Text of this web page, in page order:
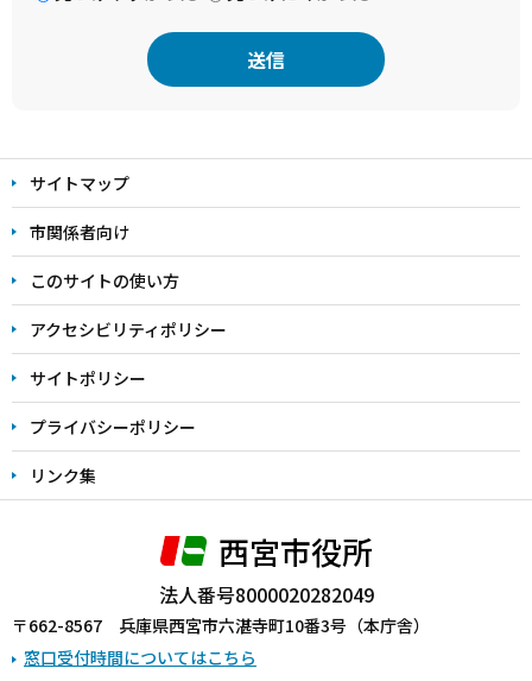
文
こ
こ
ま
で
サイトマップ
市関係者向け
このサイトの使い方
アクセシビリティポリシー
サイトポリシー
プライバシーポリシー
リンク集
西宮市役所
法人番号8000020282049
〒662-8567 兵庫県西宮市六湛寺町10番3号（本庁舎）
窓口受付時間についてはこちら